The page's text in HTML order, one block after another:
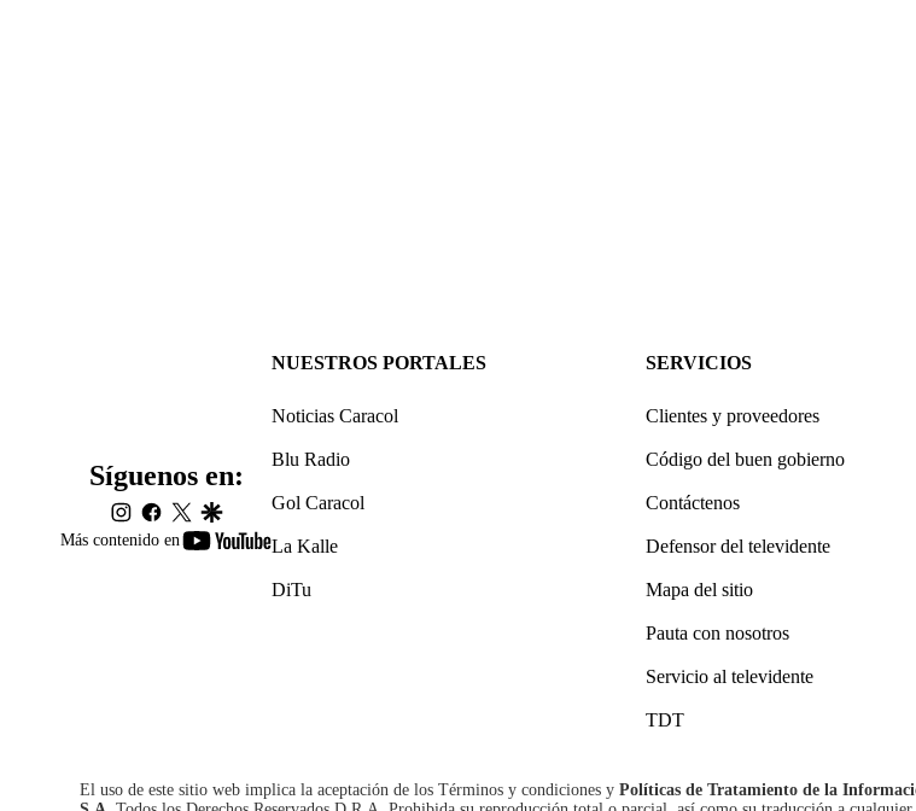
Más contenido en
youtube-
Síguenos en:
instagram
facebook
twittergoogle
NUESTROS PORTALES
Noticias Caracol
Blu Radio
Gol Caracol
La Kalle
DiTu
SERVICIOS
Clientes y proveedores
Código del buen gobierno
Contáctenos
Defensor del televidente
Mapa del sitio
Pauta con nosotros
Servicio al televidente
TDT
El uso de este sitio web implica la aceptación de los Términos y condiciones y Políticas de Tratamiento de la